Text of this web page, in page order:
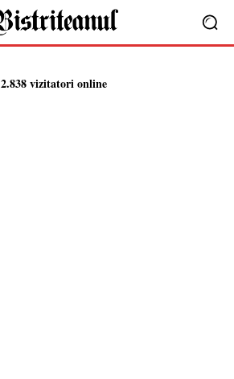
2.838 vizitatori online